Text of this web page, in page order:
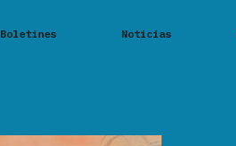
Boletines Noticias